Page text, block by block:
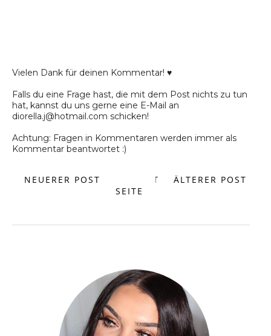
Vielen Dank für deinen Kommentar! ♥
Falls du eine Frage hast, die mit dem Post nichts zu tun
hat, kannst du uns gerne eine E-Mail an
diorella.j@hotmail.com schicken!
Achtung: Fragen in Kommentaren werden immer als
Kommentar beantwortet :)
NEUERER POST ÄLTERER POST
START
SEITE